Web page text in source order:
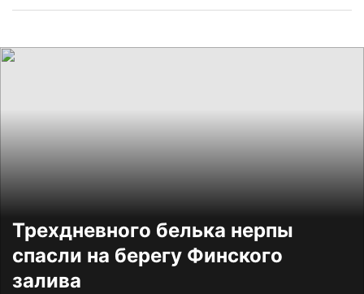
Трехдневного белька нерпы
спасли на берегу Финского
залива